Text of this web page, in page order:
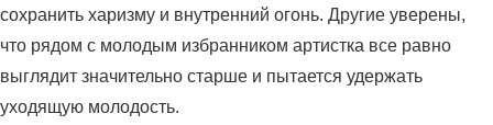
сохранить харизму и внутренний огонь. Другие уверены,
что рядом с молодым избранником артистка все равно
выглядит значительно старше и пытается удержать
уходящую молодость.